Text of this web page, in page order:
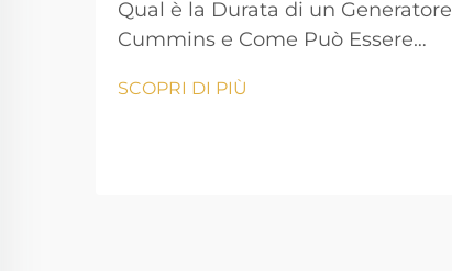
Qual è la Durata di un Generatore
Cummins e Come Può Essere
energia svolge un ruolo essenziale
SCOPRI DI PIÙ